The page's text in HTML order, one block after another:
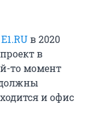
в 2020
в
то момент
и офис